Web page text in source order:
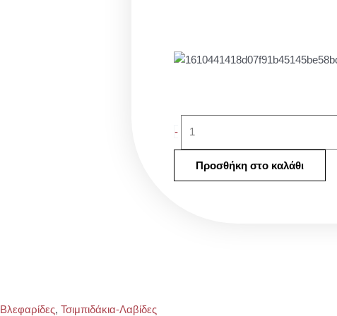
-
για
ποσότητα
Προσθήκη στο καλάθι
Βλεφαρίδες, Τσιμπιδάκια-Λαβίδες